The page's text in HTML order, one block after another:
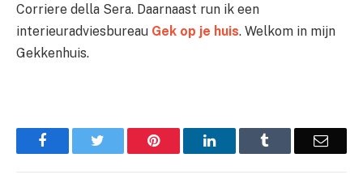
Corriere della Sera. Daarnaast run ik een
interieuradviesbureau Gek op je huis. Welkom in mijn
Gekkenhuis.
Facebook Pinterest LinkedIn Email